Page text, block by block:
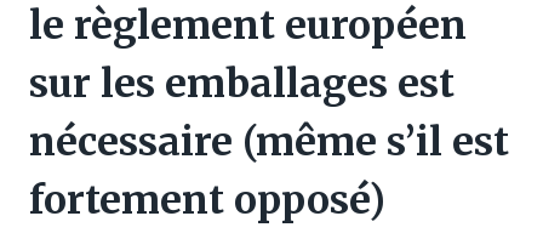
le règlement européen
sur les emballages est
nécessaire (même s’il est
fortement opposé)